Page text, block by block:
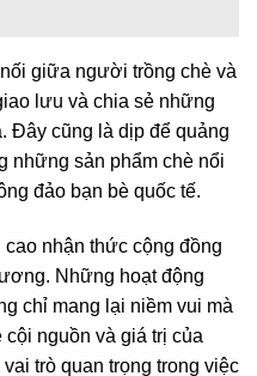
giữa người trồng chè và
lưu và chia sẻ những
Đây cũng là dịp để quảng
những sản phẩm chè nổi
đảo bạn bè quốc tế.
nhận thức cộng đồng
Những hoạt động
chỉ mang lại niềm vui mà
nguồn và giá trị của
trò quan trọng trong việc